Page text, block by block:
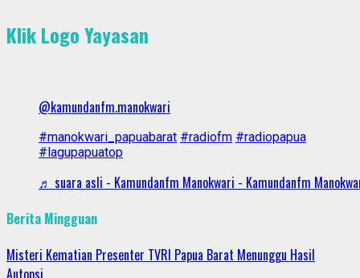
Klik Logo Yayasan
@kamundanfm.manokwari
#manokwari_papuabarat #radiofm #radiopapua
#lagupapuatop
♬ suara asli - Kamundanfm Manokwari - Kamundanfm
Berita Mingguan
Misteri Kematian Presenter TVRI Papua Barat Menunggu Hasil